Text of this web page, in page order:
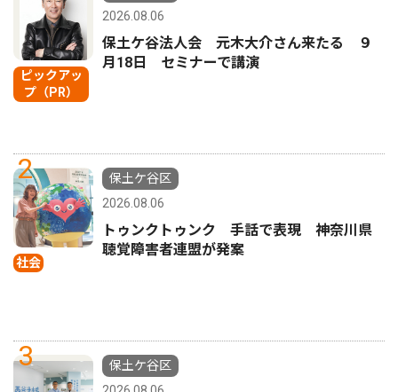
ピックアッ
プ（PR）
2026.08.06
保土ケ谷法人会 元木大介さん来たる ９
月18日 セミナーで講演
2
社会
保土ケ谷区
2026.08.06
トゥンクトゥンク 手話で表現 神奈川県
聴覚障害者連盟が発案
3
保土ケ谷区